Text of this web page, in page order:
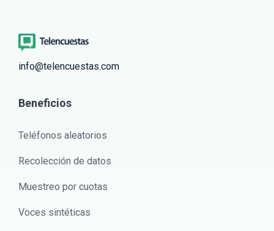
info@telencuestas.com
Beneficios
Teléfonos aleatorios
Recolección de datos
Muestreo por cuotas
Voces sintéticas